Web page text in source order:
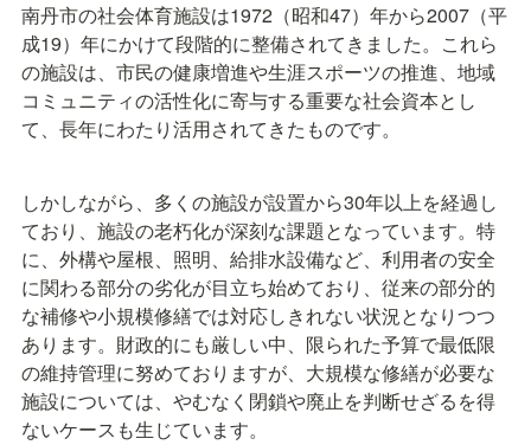
南丹市の社会体育施設は1972（昭和47）年から2007（平
成19）年にかけて段階的に整備されてきました。これら
の施設は、市民の健康増進や生涯スポーツの推進、地域
コミュニティの活性化に寄与する重要な社会資本とし
て、長年にわたり活用されてきたものです。
しかしながら、多くの施設が設置から30年以上を経過し
ており、施設の老朽化が深刻な課題となっています。特
に、外構や屋根、照明、給排水設備など、利用者の安全
に関わる部分の劣化が目立ち始めており、従来の部分的
な補修や小規模修繕では対応しきれない状況となりつつ
あります。財政的にも厳しい中、限られた予算で最低限
の維持管理に努めておりますが、大規模な修繕が必要な
施設については、やむなく閉鎖や廃止を判断せざるを得
ないケースも生じています。